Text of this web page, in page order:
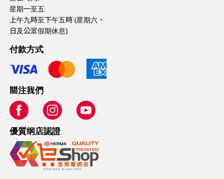
星期一至五
上午九時至下午五時 (星期六、
日及公眾假期休息)
付款方式
關注我們
優質纲店認證